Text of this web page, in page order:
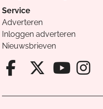
Service
Adverteren
Inloggen adverteren
Nieuwsbrieven
Facebook
X van